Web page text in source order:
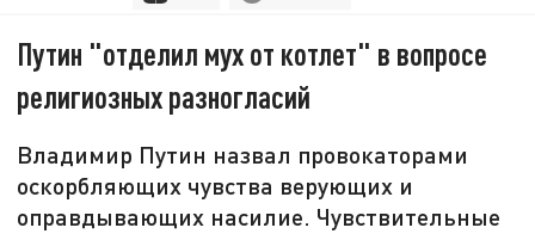
Путин "отделил мух от котлет" в вопросе
религиозных разногласий
Владимир Путин назвал провокаторами
оскорбляющих чувства верующих и
оправдывающих насилие. Чувствительные